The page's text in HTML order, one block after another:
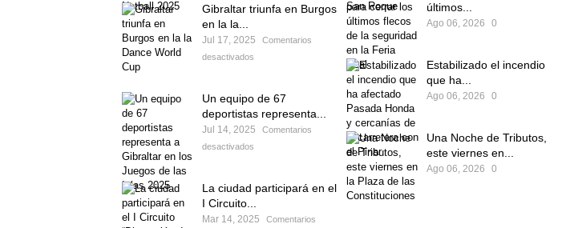
Gibraltar triunfa en Burgos
en la la...
Jul 17, 2025
Comentarios
desactivados
Un equipo de 67
deportistas representa...
Jul 14, 2025
Comentarios
desactivados
La ciudad participará en el
I Circuito...
Mar 14, 2025 Comentarios
últimos...
Ago 06, 2026 0
Estabilizado el incendio
que ha...
Ago 06, 2026 0
Una Noche de Tributos,
este viernes en...
Ago 06, 2026 0